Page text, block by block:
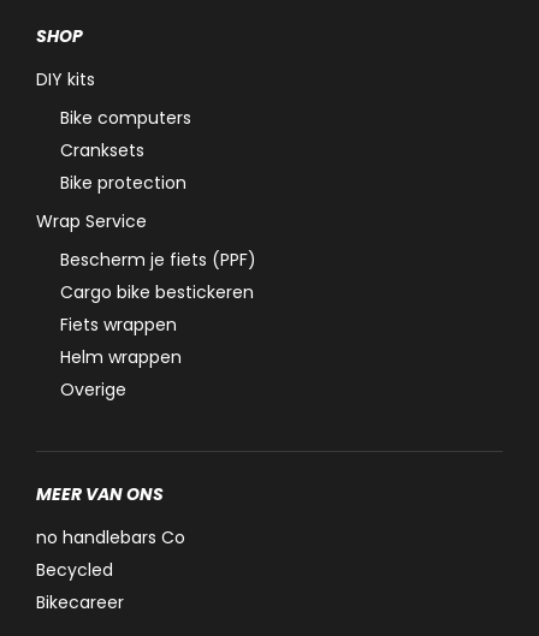
SHOP
DIY kits
Bike computers
Cranksets
Bike protection
Wrap Service
Bescherm je fiets (PPF)
Cargo bike bestickeren
Fiets wrappen
Helm wrappen
Overige
MEER VAN ONS
no handlebars Co
Becycled
Bikecareer